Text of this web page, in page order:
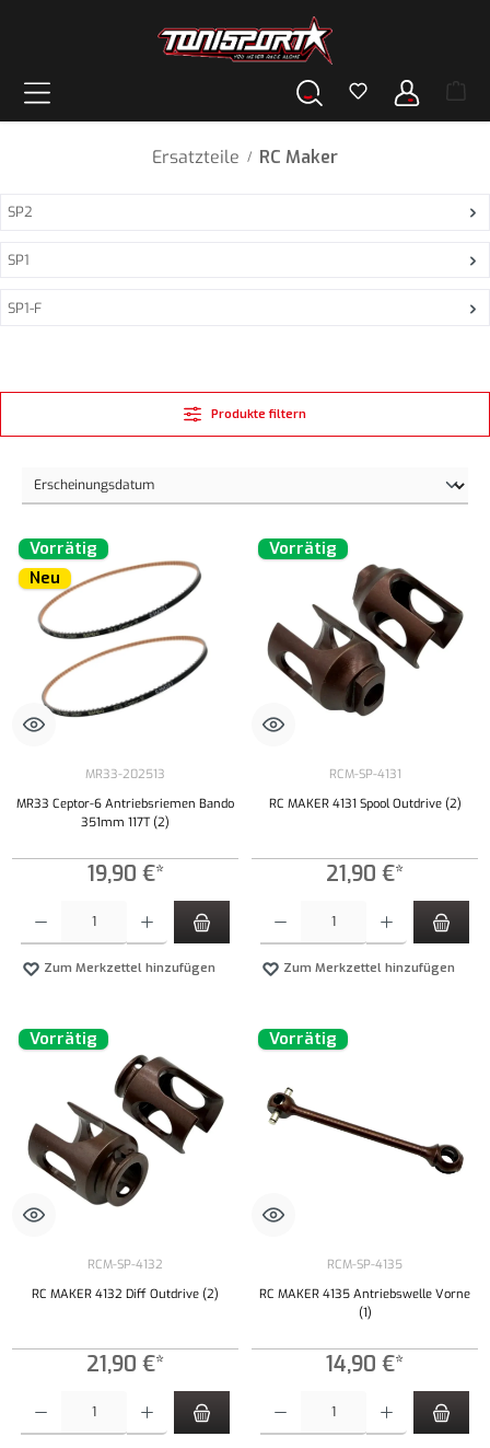
Ersatzteile / RC Maker
SP2
SP1
SP1-F
Produkte filtern
Vorrätig
Neu
MR33-202513
MR33 Ceptor-6 Antriebsriemen Bando
351mm 117T (2)
19,90 €*
Zum Merkzettel hinzufügen
Vorrätig
RCM-SP-4131
RC MAKER 4131 Spool Outdrive (2)
21,90 €*
Zum Merkzettel hinzufügen
Vorrätig
RCM-SP-4132
RC MAKER 4132 Diff Outdrive (2)
21,90 €*
Vorrätig
RCM-SP-4135
RC MAKER 4135 Antriebswelle Vorne
(1)
14,90 €*